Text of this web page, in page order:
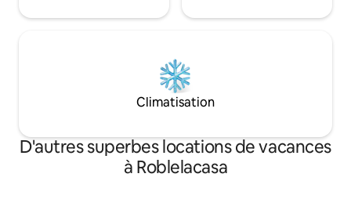
Climatisation
D'autres superbes locations de vacances
à Roblelacasa